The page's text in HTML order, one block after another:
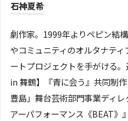
石神夏希
劇作家。1999年よりペピン結
やコミュニティのオルタナテ
ートプロジェクトを手がける
in 舞鶴】『青に会う』共同制
豊島」舞台芸術部門事業ディ
アーパフォーマンス《BEAT》